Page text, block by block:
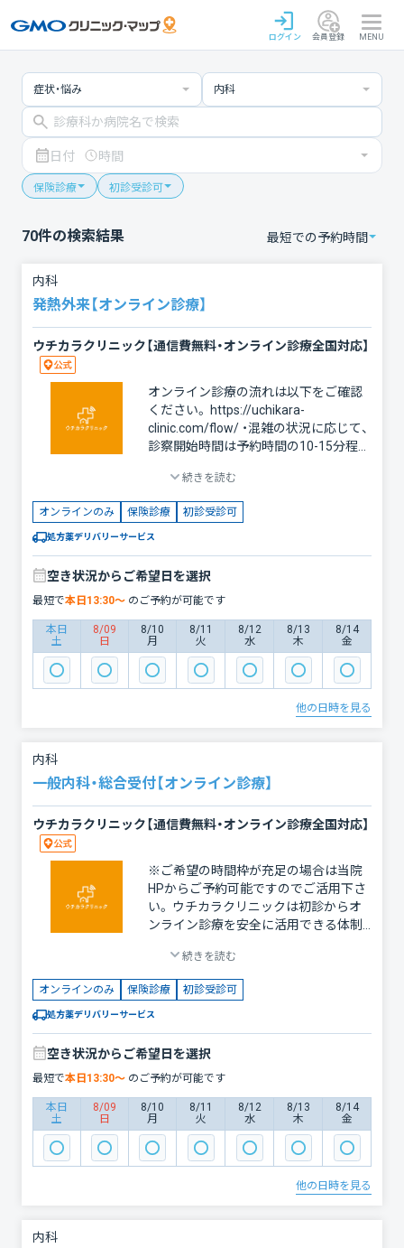
ログイン 会員登録 MENU
症状・悩み 内科
日付 時間
保険診療 初診受診可
70件の検索結果 最短での予約時間
内科
発熱外来【オンライン診療】
ウチカラクリニック【通信費無料・オンライン診療全国対応】
オンライン診療の流れは以下をご確認
ください。 https://uchikara-
clinic.com/flow/ ・混雑の状況に応じて、
診察開始時間は予約時間の10-15分程度
局への処方箋の送付は、受診後30分以内
に行わせていただいております。 -------
------ 急なかぜ症状、発熱や、のどの痛
み、咳、鼻水、痰などの症状の際はこちら
でご相談ください。胃腸炎、膀胱炎、中
耳炎も対応します。 コロナやインフル
行います。 （市販のコロナ・インフルエ
ンザのキットで陽性の場合は、画像を添
付ください） 全てご自宅で完結できます
ので、自宅療養者の方もご利用下さい。
続きを読む
オンラインのみ 保険診療 初診受診可
処方薬デリバリーサービス
空き状況からご希望日を選択
最短で本日13:30〜 のご予約が可能です
本日
土
8/09
日
8/10
月
8/11
火
8/12
水
8/13
木
8/14
金
他の日時を見る
内科
一般内科・総合受付【オンライン診療】
ウチカラクリニック【通信費無料・オンライン診療全国対応】
※ご希望の時間枠が充足の場合は当院
HPからご予約可能ですのでご活用下さ
い。 ウチカラクリニックは初診からオ
ンライン診療を安全に活用できる体制
です。夜間、休日も対応しており、全国
対応可能で健康保険が使えます。 気に
なる症状やお悩みについてお気軽に空
いた時間でご相談下さい。 対応可能な
病気：内科/発熱外来/アレルギー・花粉
症/ぜんそく/頭痛/小児科/皮膚科（にき
病/婦人科（ピル・更年期・PMS）泌尿器科
（性病）/漢方/不眠など オンライン診療
の流れは以下をご確認ください。
https://uchikara-clinic.com/flow/ ・混雑
の状況に応じて、診察開始時間は予約時
間の10-15分程度前後する場合がござい
ます。 ・近くの薬局への処方箋の送付の
続きを読む
オンラインのみ 保険診療 初診受診可
処方薬デリバリーサービス
空き状況からご希望日を選択
最短で本日 13:30〜 のご予約が可能です
本日
土
8/09
日
8/10
月
8/11
火
8/12
水
8/13
木
8/14
金
他の日時を見る
内科